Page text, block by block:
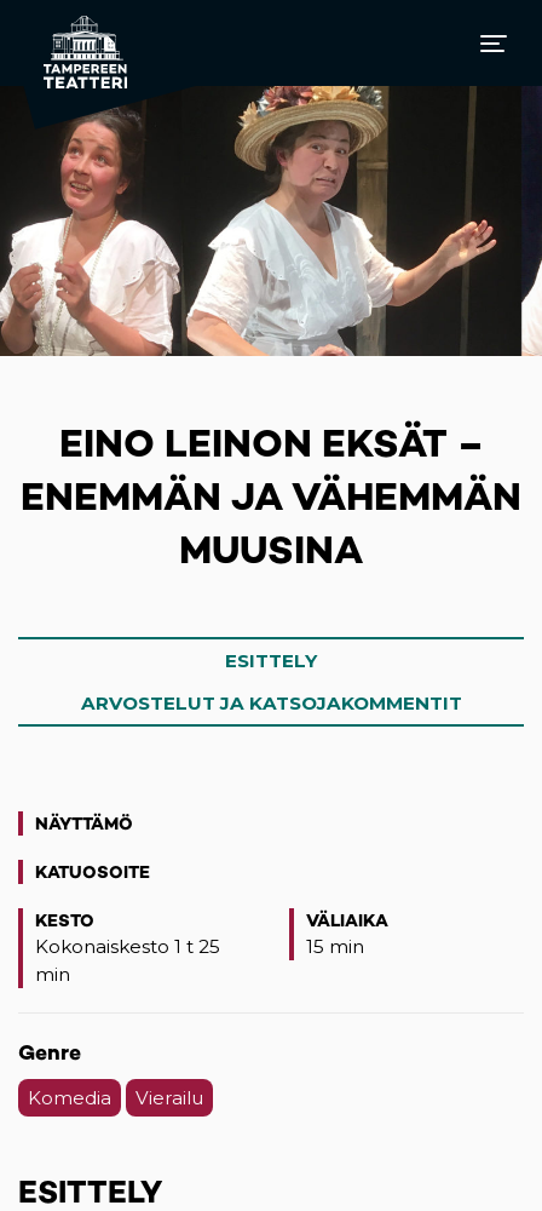
EINO LEINON EKSÄT –
ENEMMÄN JA VÄHEMMÄN
MUUSINA
ESITTELY
ARVOSTELUT JA KATSOJAKOMMENTIT
NÄYTTÄMÖ
KATUOSOITE
KESTO
Kokonaiskesto 1 t 25
min
VÄLIAIKA
15 min
Genre
Komedia Vierailu
ESITTELY